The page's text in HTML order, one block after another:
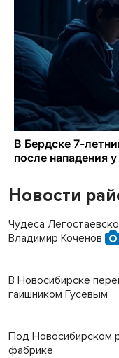
Новости
Чудеса
Владимир Коченов
В Новосибирске
гаишником Гусевым
Под Новосибирском
фабрике